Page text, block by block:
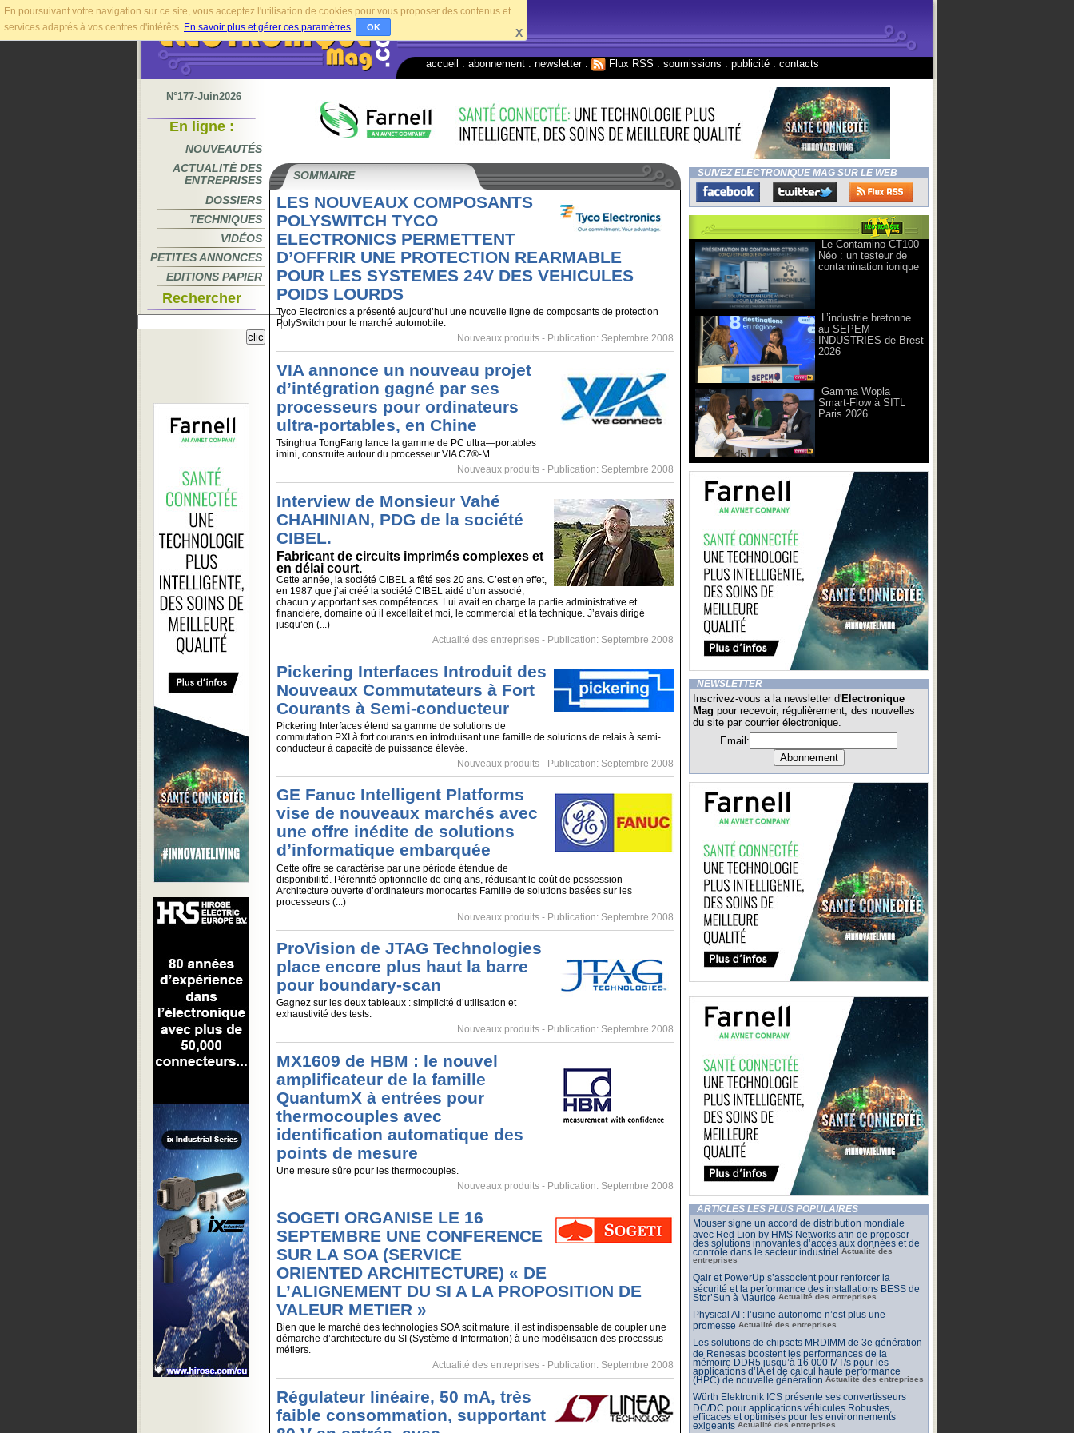
En poursuivant votre navigation sur ce site, vous acceptez l'utilisation de cookies pour vous proposer des contenus et
services adaptés à vos centres d'intérêts. En savoir plus et gérer ces paramètres. OK X
accueil abonnement newsletter. Flux RSS soumissions publicité contacts
N°177-Juin2026
En ligne :
NOUVEAUTÉS
ACTUALITÉ DES
ENTREPRISES
DOSSIERS
TECHNIQUES
VIDÉOS
PETITES ANNONCES
EDITIONS PAPIER
Rechercher
SOMMAIRE
LES NOUVEAUX COMPOSANTS
POLYSWITCH TYCO
ELECTRONICS PERMETTENT
D’OFFRIR UNE PROTECTION REARMABLE
POUR LES SYSTEMES 24V DES VEHICULES
POIDS LOURDS
Tyco Electronics a présenté aujourd’hui une nouvelle ligne de composants de protection
PolySwitch pour le marché automobile.
Nouveaux produits - Publication: Septembre 2008
VIA annonce un nouveau projet
d’intégration gagné par ses
processeurs pour ordinateurs
ultra-portables, en Chine
Tsinghua TongFang lance la gamme de PC ultra—portables
imini, construite autour du processeur VIA C7®-M.
Nouveaux produits - Publication: Septembre 2008
Interview de Monsieur Vahé
CHAHINIAN, PDG de la société
CIBEL.
Fabricant de circuits imprimés complexes et
en délai court.
Cette année, la société CIBEL a fêté ses 20 ans. C’est en effet,
en 1987 que j’ai créé la société CIBEL aidé d’un associé,
chacun y apportant ses compétences. Lui avait en charge la partie administrative et
financière, domaine où il excellait et moi, le commercial et la technique. J’avais dirigé
jusqu’en (...)
Actualité des entreprises - Publication: Septembre 2008
Pickering Interfaces Introduit des
Nouveaux Commutateurs à Fort
Courants à Semi-conducteur
Pickering Interfaces étend sa gamme de solutions de
commutation PXI à fort courants en introduisant une famille de solutions de relais à semi-
conducteur à capacité de puissance élevée.
Nouveaux produits - Publication: Septembre 2008
GE Fanuc Intelligent Platforms
vise de nouveaux marchés avec
une offre inédite de solutions
d’informatique embarquée
Cette offre se caractérise par une période étendue de
disponibilité. Pérennité optionnelle de cinq ans, réduisant le coût de possession
Architecture ouverte d’ordinateurs monocartes Famille de solutions basées sur les
processeurs (...)
Nouveaux produits - Publication: Septembre 2008
ProVision de JTAG Technologies
place encore plus haut la barre
pour boundary-scan
Gagnez sur les deux tableaux : simplicité d’utilisation et
exhaustivité des tests.
Nouveaux produits - Publication: Septembre 2008
MX1609 de HBM : le nouvel
amplificateur de la famille
QuantumX à entrées pour
thermocouples avec
identification automatique des
points de mesure
Une mesure sûre pour les thermocouples.
Nouveaux produits - Publication: Septembre 2008
SOGETI ORGANISE LE 16
SEPTEMBRE UNE CONFERENCE
SUR LA SOA (SERVICE
ORIENTED ARCHITECTURE) « DE
L’ALIGNEMENT DU SI A LA PROPOSITION DE
VALEUR METIER »
Bien que le marché des technologies SOA soit mature, il est indispensable de coupler une
démarche d’architecture du SI (Système d’Information) à une modélisation des processus
métiers.
Actualité des entreprises - Publication: Septembre 2008
Régulateur linéaire, 50 mA, très
faible consommation, supportant
SUIVEZ ELECTRONIQUE MAG SUR LE WEB
Le Contamino CT100
Néo : un testeur de
contamination ionique
L’industrie bretonne
au SEPEM
INDUSTRIES de Brest
2026
Gamma Wopla
Smart-Flow à SITL
Paris 2026
NEWSLETTER
Inscrivez-vous a la newsletter d'Electronique
Mag pour recevoir, régulièrement, des nouvelles
du site par courrier électronique.
Email:
ARTICLES LES PLUS POPULAIRES
Mouser signe un accord de distribution mondiale
avec Red Lion by HMS Networks afin de proposer
des solutions innovantes d’accès aux données et de
contrôle dans le secteur industriel Actualité des
entreprises
Qair et PowerUp s’associent pour renforcer la
sécurité et la performance des installations BESS de
Stor’Sun à Maurice Actualité des entreprises
Physical AI : l’usine autonome n’est plus une
promesse Actualité des entreprises
Les solutions de chipsets MRDIMM de 3e génération
de Renesas boostent les performances de la
mémoire DDR5 jusqu’à 16 000 MT/s pour les
applications d’IA et de calcul haute performance
(HPC) de nouvelle génération Actualité des entreprises
Würth Elektronik ICS présente ses convertisseurs
DC/DC pour applications véhicules Robustes,
efficaces et optimisés pour les environnements
exigeants Actualité des entreprises